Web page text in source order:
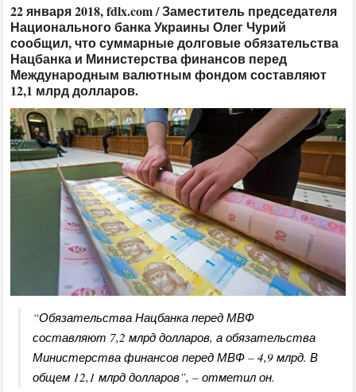
22 января 2018, fdlx.com / Заместитель председателя
Национального банка Украины Олег Чурий
сообщил, что суммарные долговые обязательства
Нацбанка и Министерства финансов перед
Международным валютным фондом составляют
12,1 млрд долларов.
“Обязательства Нацбанка перед МВФ
составляют 7,2 млрд долларов, а обязательства
Министерства финансов перед МВФ – 4,9 млрд. В
общем 12,1 млрд долларов”, – отметил он.